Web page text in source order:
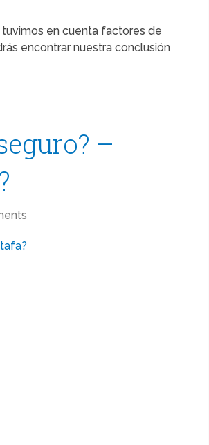
en cuenta factores de
encontrar nuestra conclusión
–